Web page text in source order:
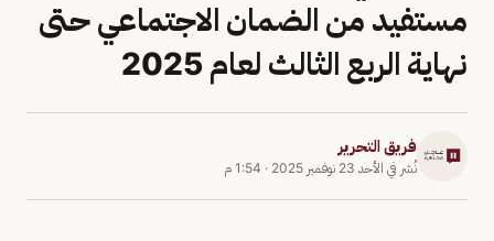
مستفيد من الضمان الاجتماعي حتى
نهاية الربع الثالث لعام 2025
فريق التحرير
نُشر في الأحد 23 نوفمبر 2025 · 1:54 م